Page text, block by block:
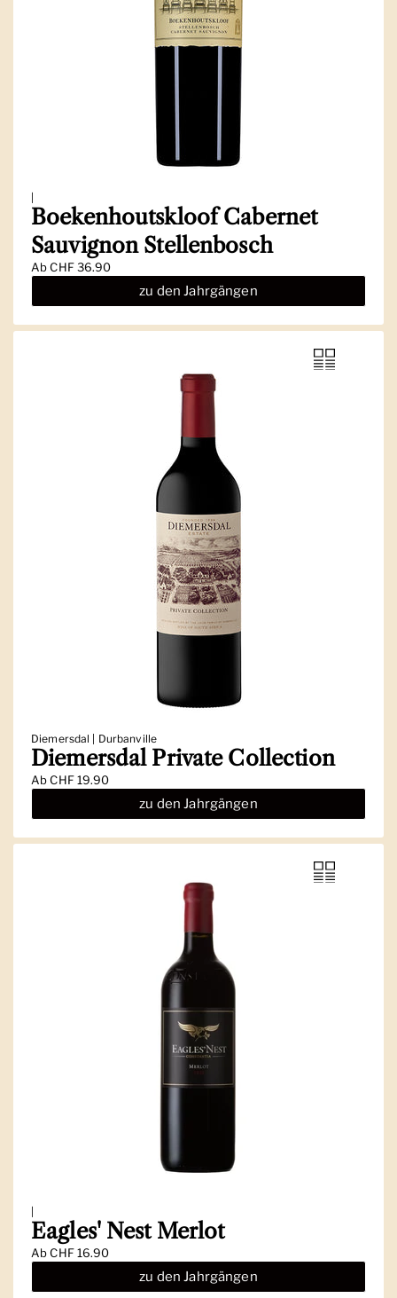
|
Boekenhoutskloof Cabernet
Sauvignon Stellenbosch
AbCHF 36.90
zu den Jahrgängen
Diemersdal | Durbanville
Diemersdal Private Collection
AbCHF 19.90
zu den Jahrgängen
|
Eagles' Nest Merlot
AbCHF 16.90
zu den Jahrgängen